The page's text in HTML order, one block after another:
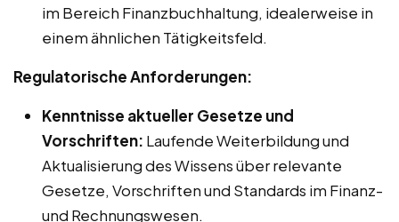
im Bereich Finanzbuchhaltung, idealerweise in
einem ähnlichen Tätigkeitsfeld.
Regulatorische Anforderungen:
Kenntnisse aktueller Gesetze und
Vorschriften: Laufende Weiterbildung und
Aktualisierung des Wissens über relevante
Gesetze, Vorschriften und Standards im Finanz-
und Rechnungswesen.